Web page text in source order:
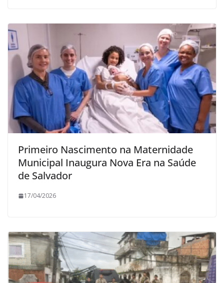
Primeiro Nascimento na Maternidade
Municipal Inaugura Nova Era na Saúde
de Salvador
17/04/2026